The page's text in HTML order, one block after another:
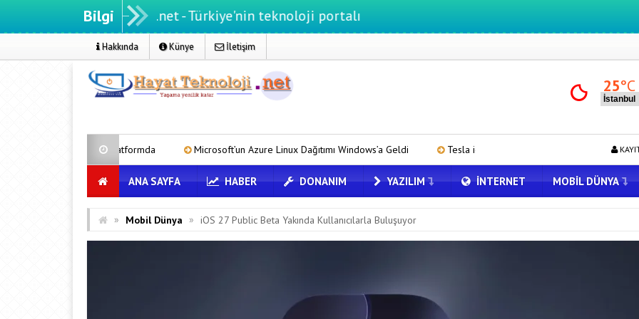
Bilgi
Hayatteknoloji.net - Türkiye'nin teknoloji portalı
Hakkında Künye İletişim
25°C
Microsoft’un Azure Linux Dağıtımı Windows’a Geldi Tesla için Grok Türkiye’de! Model Y’de Türkçe Grok’u İndirip
ANA SAYFA HABER DONANIM YAZILIM İNTERNET MOBIL DÜNYA
» Mobil Dünya » iOS 27 Public Beta Yakında Kullanıcılarla Buluşuyor